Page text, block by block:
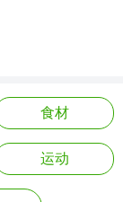
食材
运动